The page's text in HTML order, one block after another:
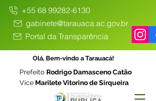
+55 68 99282-6130
gabinete@tarauaca.ac.gov.br
Portal da Transparência
Olá, Bem-vindo a Tarauacá!
Prefeito Rodrigo Damasceno Catão
Vice Marilete Vitorino de Sirqueira